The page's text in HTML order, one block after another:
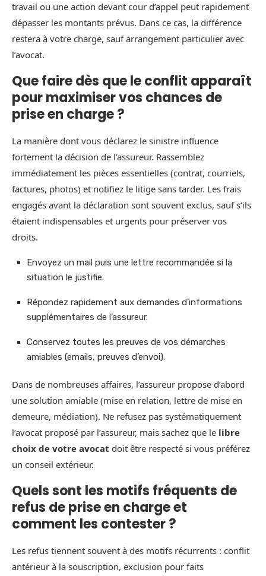
travail ou une action devant cour d’appel peut rapidement
dépasser les montants prévus. Dans ce cas, la différence
restera à votre charge, sauf arrangement particulier avec
l’avocat.
Que faire dès que le conflit apparaît
pour maximiser vos chances de
prise en charge ?
La manière dont vous déclarez le sinistre influence
fortement la décision de l’assureur. Rassemblez
immédiatement les pièces essentielles (contrat, courriels,
factures, photos) et notifiez le litige sans tarder. Les frais
engagés avant la déclaration sont souvent exclus, sauf s’ils
étaient indispensables et urgents pour préserver vos
droits.
Envoyez un mail puis une lettre recommandée si la
situation le justifie.
Répondez rapidement aux demandes d’informations
supplémentaires de l’assureur.
Conservez toutes les preuves de vos démarches
amiables (emails, preuves d’envoi).
Dans de nombreuses affaires, l’assureur propose d’abord
une solution amiable (mise en relation, lettre de mise en
demeure, médiation). Ne refusez pas systématiquement
l’avocat proposé par l’assureur, mais sachez que le libre
choix de votre avocat doit être respecté si vous préférez
un conseil extérieur.
Quels sont les motifs fréquents de
refus de prise en charge et
comment les contester ?
Les refus tiennent souvent à des motifs récurrents : conflit
antérieur à la souscription, exclusion pour faits